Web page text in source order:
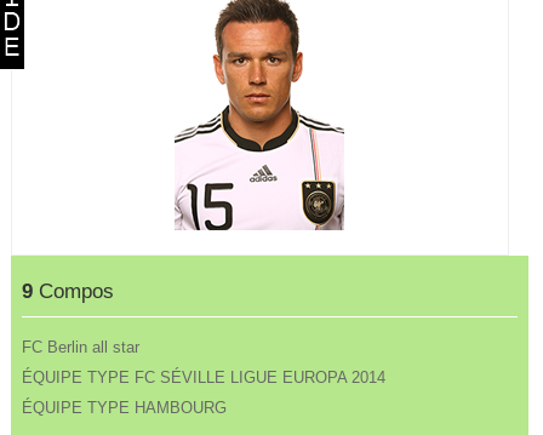
9 Compos
FC Berlin all star
ÉQUIPE TYPE FC SÉVILLE LIGUE EUROPA 2014
ÉQUIPE TYPE HAMBOURG